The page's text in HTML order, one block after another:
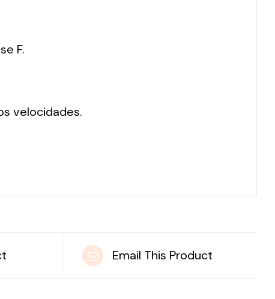
F.
velocidades.
Email This Product